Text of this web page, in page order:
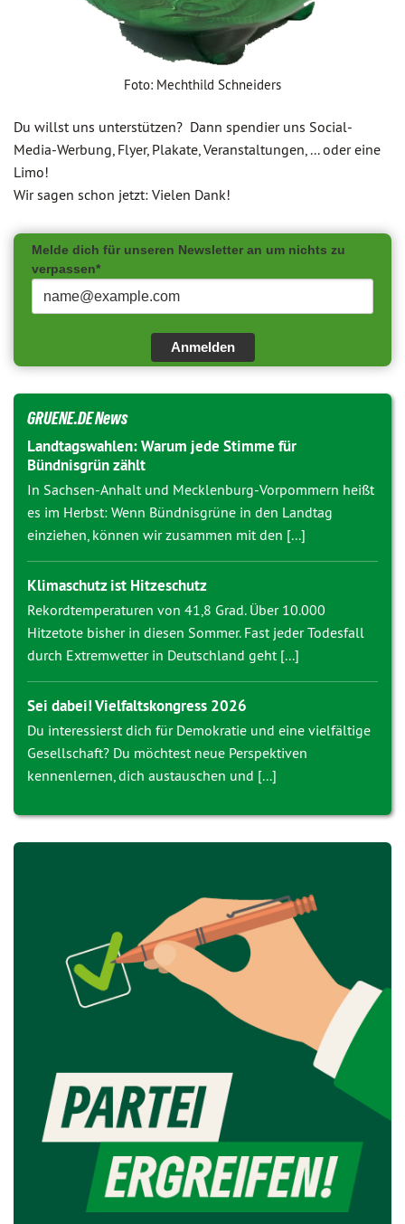
Foto: Mechthild Schneiders
Du willst uns unterstützen? Dann spendier uns Social-
Media-Werbung, Flyer, Plakate, Veranstaltungen, ... oder eine
Limo!
Wir sagen schon jetzt: Vielen Dank!
Melde dich für unseren Newsletter an um nichts zu
verpassen*
Anmelden
GRUENE.DE News
Landtagswahlen: Warum jede Stimme für
Bündnisgrün zählt
In Sachsen-Anhalt und Mecklenburg-Vorpommern heißt
es im Herbst: Wenn Bündnisgrüne in den Landtag
einziehen, können wir zusammen mit den [...]
Klimaschutz ist Hitzeschutz
Rekordtemperaturen von 41,8 Grad. Über 10.000
Hitzetote bisher in diesen Sommer. Fast jeder Todesfall
durch Extremwetter in Deutschland geht [...]
Sei dabei! Vielfaltskongress 2026
Du interessierst dich für Demokratie und eine vielfältige
Gesellschaft? Du möchtest neue Perspektiven
kennenlernen, dich austauschen und [...]